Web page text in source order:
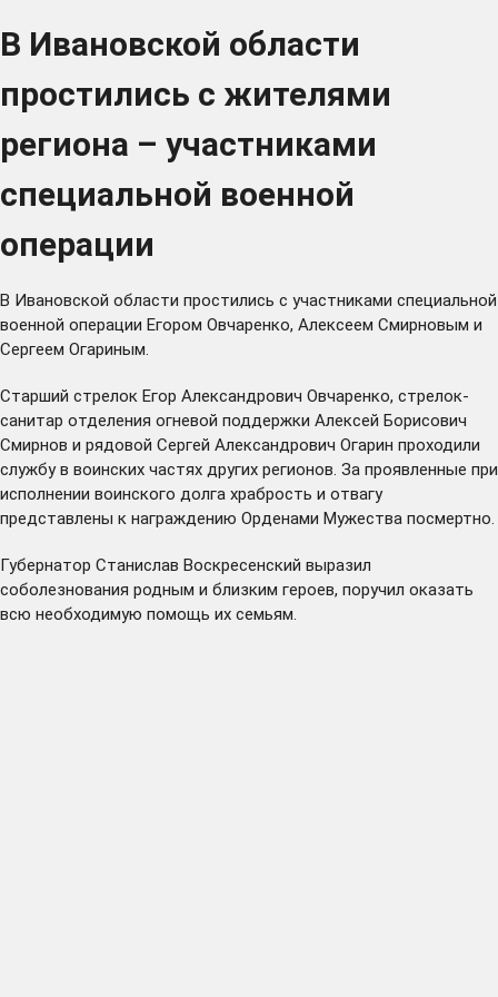
В Ивановской области
простились с жителями
региона – участниками
специальной военной
операции
В Ивановской области простились с участниками специальной
военной операции Егором Овчаренко, Алексеем Смирновым и
Сергеем Огариным.
Старший стрелок Егор Александрович Овчаренко, стрелок-
санитар отделения огневой поддержки Алексей Борисович
Смирнов и рядовой Сергей Александрович Огарин проходили
службу в воинских частях других регионов. За проявленные при
исполнении воинского долга храбрость и отвагу
представлены к награждению Орденами Мужества посмертно.
Губернатор Станислав Воскресенский выразил
соболезнования родным и близким героев, поручил оказать
всю необходимую помощь их семьям.